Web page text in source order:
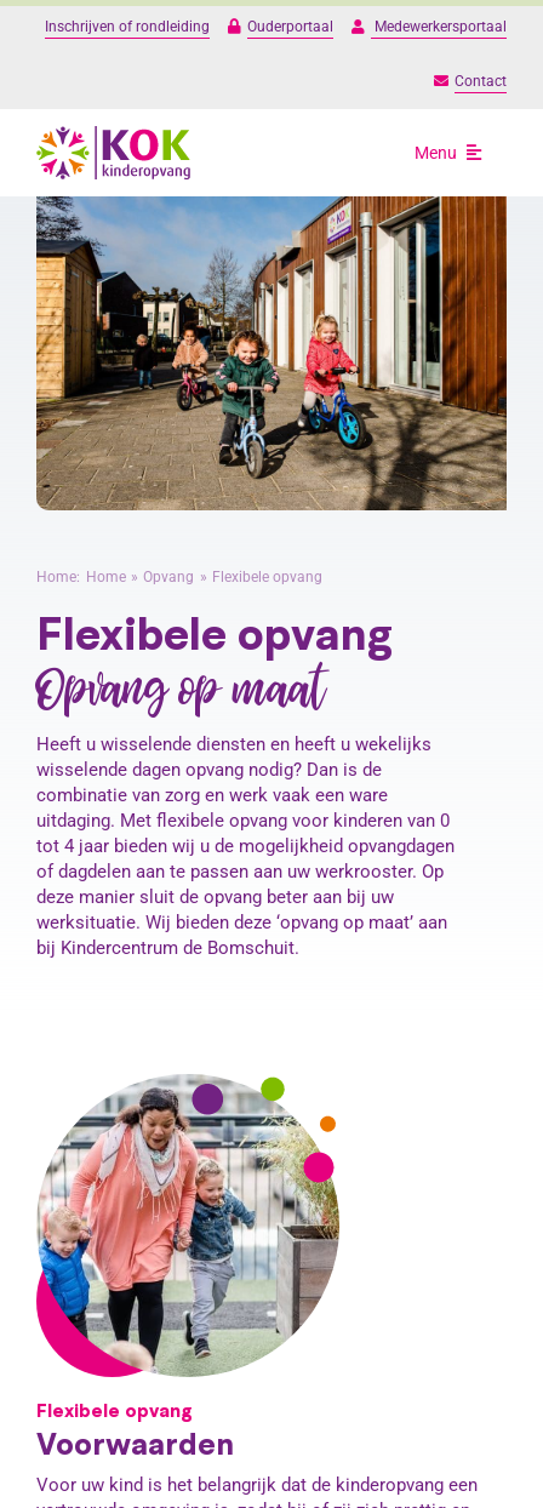
Ga
Inschrijven of rondleiding Ouderportaal Medewerkersportaal
Contact
Menu
Opvang
Onze locaties
Over ons
Praktische
Home: Home Opvang Flexibele opvang
Flexibele opvang
Opvang op maat
Heeft u wisselende diensten en heeft u wekelijks
wisselende dagen opvang nodig? Dan is de
combinatie van zorg en werk vaak een ware
uitdaging. Met flexibele opvang voor kinderen van 0
tot 4 jaar bieden wij u de mogelijkheid opvangdagen
of dagdelen aan te passen aan uw werkrooster. Op
deze manier sluit de opvang beter aan bij uw
werksituatie. Wij bieden deze ‘opvang op maat’ aan
bij Kindercentrum de Bomschuit.
Flexibele opvang
Voorwaarden
Voor uw kind is het belangrijk dat de kinderopvang een